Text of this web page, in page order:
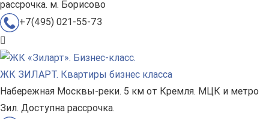
рассрочка. м. Борисово
+7(495) 021-55-73
ЖК ЗИЛАРТ. Квартиры бизнес класса
Набережная Москвы-реки. 5 км от Кремля. МЦК и метро
Зил. Доступна рассрочка.